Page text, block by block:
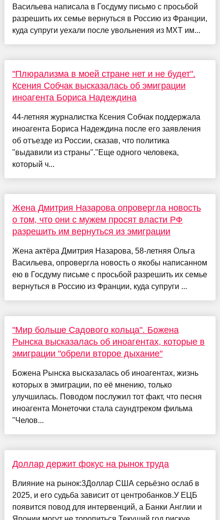
Васильева написала в Госдуму письмо с просьбой
разрешить их семье вернуться в Россию из Франции,
куда супруги уехали после увольнения из МХТ им...
"Плюрализма в моей стране нет и не будет".
Ксения Собчак высказалась об эмиграции
иноагента Бориса Надеждина
44-летняя журналистка Ксения Собчак поддержала
иноагента Бориса Надеждина после его заявления
об отъезде из России, сказав, что политика
"выдавили из страны"."Еще одного человека,
который ч...
Жена Дмитрия Назарова опровергла новость
о том, что они с мужем просят власти РФ
разрешить им вернуться из эмиграции
Жена актёра Дмитрия Назарова, 58-летняя Ольга
Васильева, опровергла новость о якобы написанном
ею в Госдуму письме с просьбой разрешить их семье
вернуться в Россию из Франции, куда супруги ...
"Мир больше Садового кольца". Божена
Рынска высказалась об иноагентах, которые в
эмиграции "обрели второе дыхание"
Божена Рынска высказалась об иноагентах, жизнь
которых в эмиграции, по её мнению, только
улучшилась. Поводом послужил тот факт, что песня
иноагента Монеточки стала саундтреком фильма
"Челов...
Доллар держит фокус на рынок труда
Влияние на рынок:3Доллар США серьёзно ослаб в
2025, и его судьба зависит от центробанков.У ЕЦБ
появится повод для интервенций, а Банки Англии и